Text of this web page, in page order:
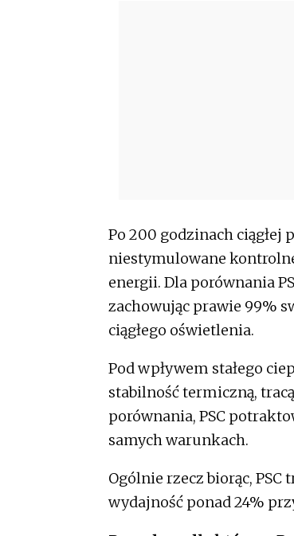
Po 200 godzinach ciągłej
niestymulowane
energii. Dla porównania
zachowując prawie 99%
ciągłego oświetlenia.
Pod wpływem stałego
stabilność termiczną,
porównania, PSC
samych warunkach.
Ogólnie rzecz biorąc,
wydajność ponad 24%